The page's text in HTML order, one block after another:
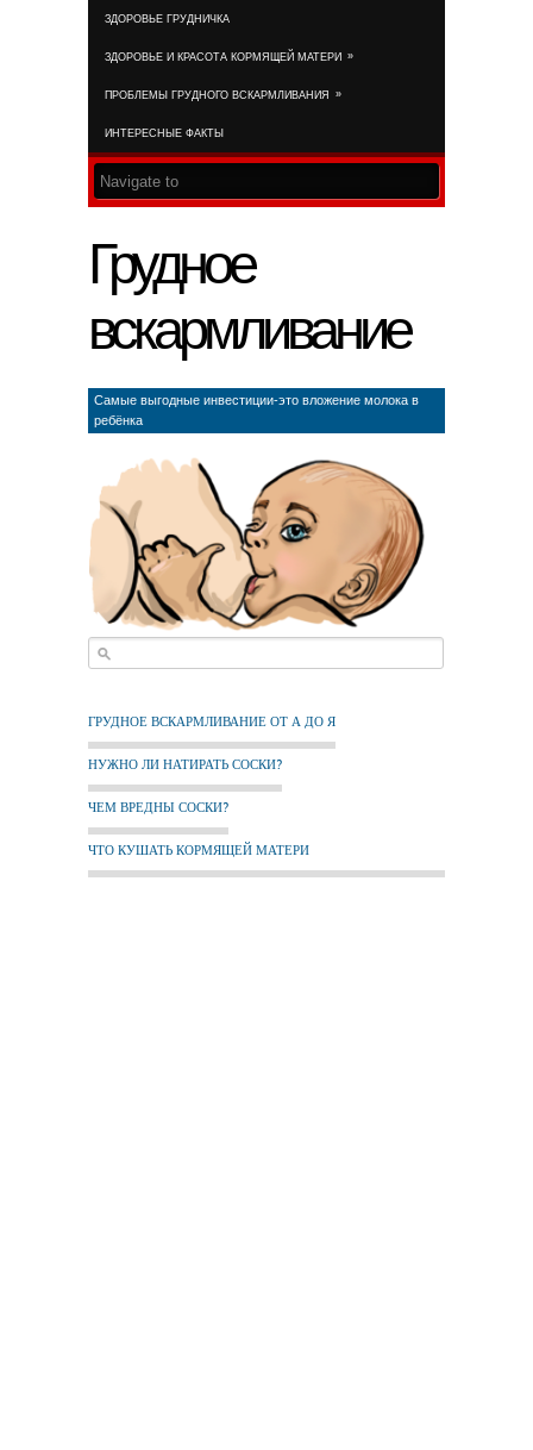
ЗДОРОВЬЕ ГРУДНИЧКА
ЗДОРОВЬЕ И КРАСОТА КОРМЯЩЕЙ МАТЕРИ »
ПРОБЛЕМЫ ГРУДНОГО ВСКАРМЛИВАНИЯ »
ИНТЕРЕСНЫЕ ФАКТЫ
Грудное
вскармливание
Самые выгодные инвестиции-это вложение молока в
ребёнка
ГРУДНОЕ ВСКАРМЛИВАНИЕ ОТ А ДО Я
НУЖНО ЛИ НАТИРАТЬ СОСКИ?
ЧЕМ ВРЕДНЫ СОСКИ?
ЧТО КУШАТЬ КОРМЯЩЕЙ МАТЕРИ